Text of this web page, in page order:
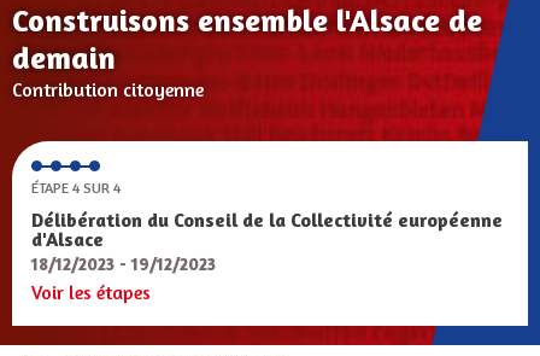
Construisons ensemble l'Alsace de
demain
Contribution citoyenne
ÉTAPE 4 SUR 4
Délibération du Conseil de la Collectivité européenne
d'Alsace
18/12/2023 - 19/12/2023
Voir les étapes